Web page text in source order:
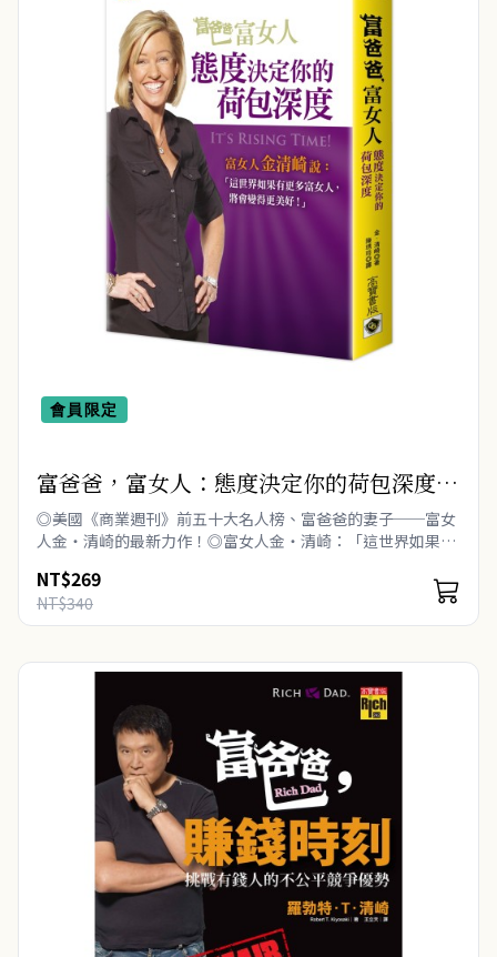
會員限定
富爸爸，富女人：態度決定你的荷包深度
It's Rising Time! What It Really Takes
To Reach Your Financial Dreams
◎美國《商業週刊》前五十大名人榜、富爸爸的妻子──富女
人金‧清崎的最新力作！◎富女人金‧清崎：「這世界如果有
會賺錢！ 絕大多..
NT$269
NT$340